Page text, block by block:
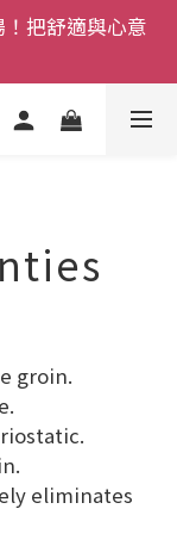
新品-悠哉斑馬
把舒適與心意
groin.
eliminates